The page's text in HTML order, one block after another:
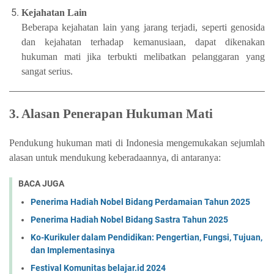
Kejahatan Lain
Beberapa kejahatan lain yang jarang terjadi, seperti genosida
dan kejahatan terhadap kemanusiaan, dapat dikenakan
hukuman mati jika terbukti melibatkan pelanggaran yang
sangat serius.
3. Alasan Penerapan Hukuman Mati
Pendukung hukuman mati di Indonesia mengemukakan sejumlah
alasan untuk mendukung keberadaannya, di antaranya:
BACA JUGA
Penerima Hadiah Nobel Bidang Perdamaian Tahun 2025
Penerima Hadiah Nobel Bidang Sastra Tahun 2025
Ko-Kurikuler dalam Pendidikan: Pengertian, Fungsi, Tujuan,
dan Implementasinya
Festival Komunitas belajar.id 2024